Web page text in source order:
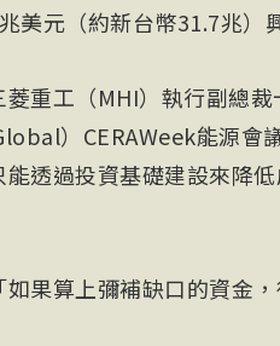
美元（約新台幣31.7兆）
菱重工（MHI）執行副總
）CERAWeek能源會
透過投資基礎建設來降
果算上彌補缺口的資金，